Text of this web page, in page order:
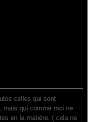
celles qui sont
mais qui comme moi ne
en la matière. ( cela ne